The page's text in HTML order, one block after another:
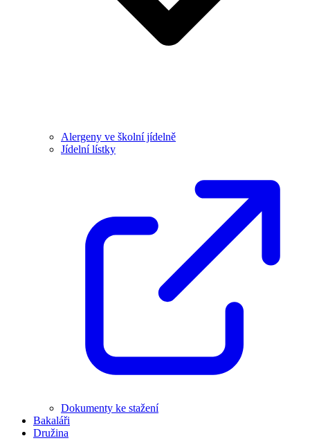
Alergeny ve školní jídelně
Jídelní lístky
Dokumenty ke stažení
Bakaláři
Družina